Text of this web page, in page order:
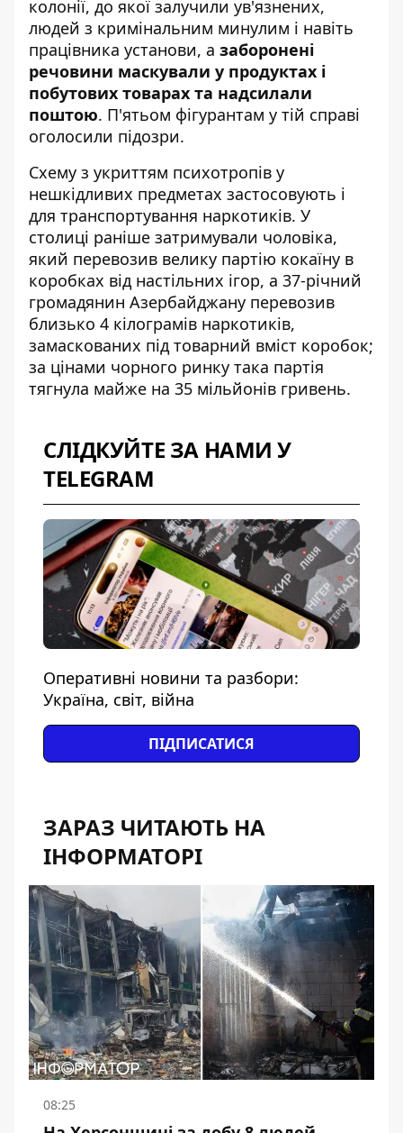
колонії, до якої залучили ув'язнених,
людей з кримінальним минулим і навіть
працівника установи, а заборонені
речовини маскували у продуктах і
побутових товарах та надсилали
поштою. П'ятьом фігурантам у тій справі
оголосили підозри.
Схему з укриттям психотропів у
нешкідливих предметах застосовують і
для транспортування наркотиків. У
столиці раніше затримували чоловіка,
який перевозив велику партію кокаїну в
коробках від настільних ігор, а 37-річний
громадянин Азербайджану перевозив
близько 4 кілограмів наркотиків,
замаскованих під товарний вміст коробок;
за цінами чорного ринку така партія
тягнула майже на 35 мільйонів гривень.
СЛІДКУЙТЕ ЗА НАМИ У
TELEGRAM
Оперативні новини та разбори:
Україна, світ, війна
ПІДПИСАТИСЯ
ЗАРАЗ ЧИТАЮТЬ НА
ІНФОРМАТОРІ
08:25